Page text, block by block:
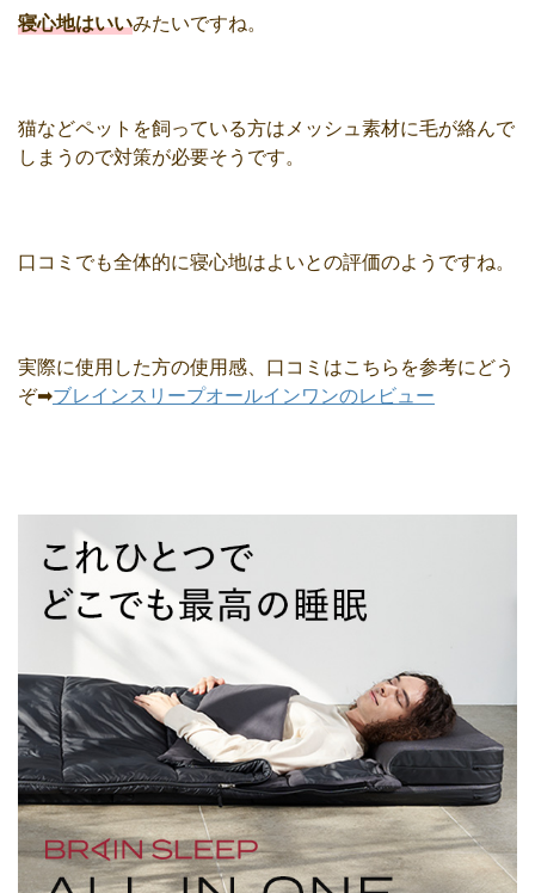
寝心地はいいみたいですね。
猫などペットを飼っている方はメッシュ素材に毛が絡んで
しまうので対策が必要そうです。
口コミでも全体的に寝心地はよいとの評価のようですね。
実際に使用した方の使用感、口コミはこちらを参考にどう
ぞ➡ブレインスリープオールインワンのレビュー